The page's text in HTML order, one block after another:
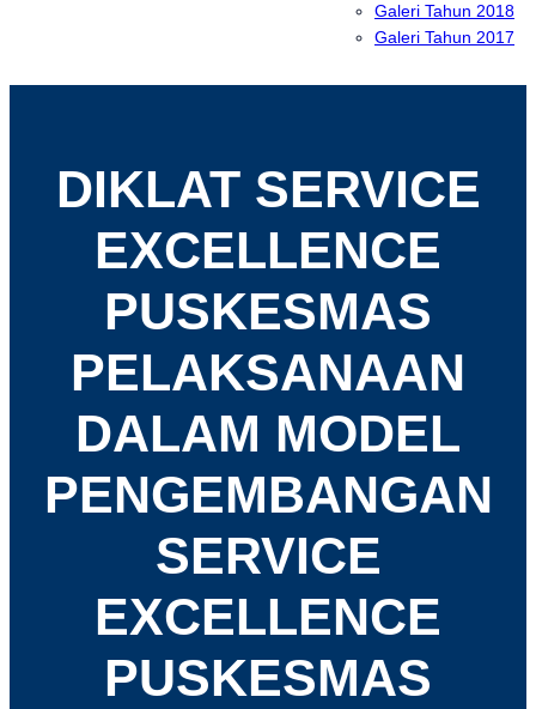
Galeri Tahun 2018
Galeri Tahun 2017
DIKLAT SERVICE
EXCELLENCE
PUSKESMAS
PELAKSANAAN
DALAM MODEL
PENGEMBANGAN
SERVICE
EXCELLENCE
PUSKESMAS